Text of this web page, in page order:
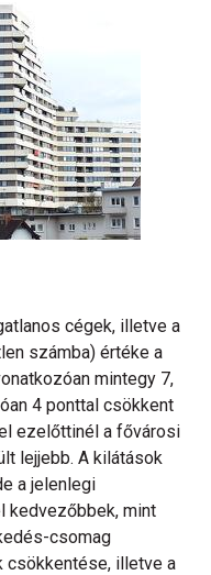
cégek, illetve a
számba) értéke a
mintegy 7,
4 ponttal csökkent
ezelőttinél a fővárosi
lejjebb. A kilátások
a jelenlegi
kedvezőbbek, mint
csomag
csökkentése, illetve a